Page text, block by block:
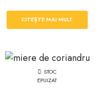
CITEȘTE MAI MULT
STOC
EPUIZAT